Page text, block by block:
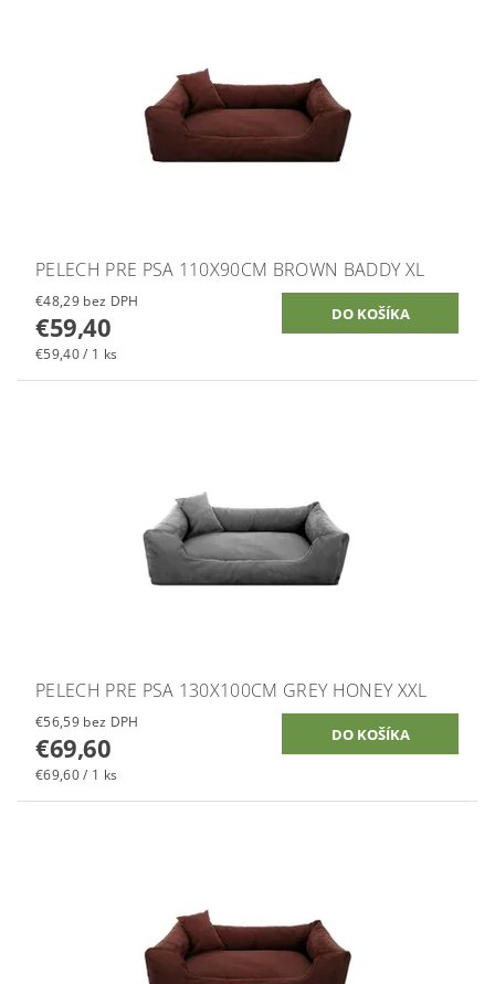
PELECH PRE PSA 110X90CM BROWN BADDY XL
€48,29 bez DPH
€59,40
€59,40 / 1 ks
PELECH PRE PSA 130X100CM GREY HONEY XXL
€56,59 bez DPH
€69,60
€69,60 / 1 ks